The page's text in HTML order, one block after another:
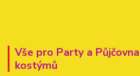
Vše pro Party a
kostýmů